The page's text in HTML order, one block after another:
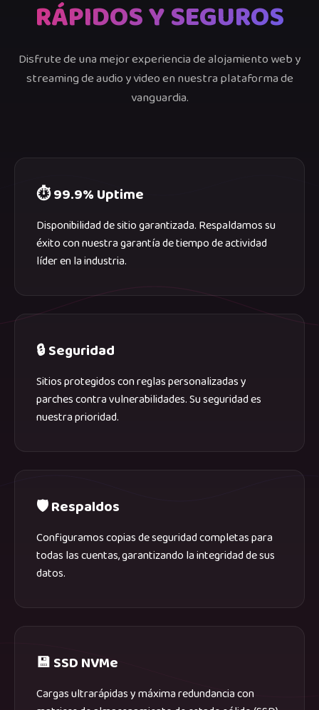
RÁPIDOS Y SEGUROS
Disfrute de una mejor experiencia de alojamiento web y
streaming de audio y video en nuestra plataforma de
vanguardia.
⏱️ 99.9% Uptime
Disponibilidad de sitio garantizada. Respaldamos su
éxito con nuestra garantía de tiempo de actividad
líder en la industria.
🔒 Seguridad
Sitios protegidos con reglas personalizadas y
parches contra vulnerabilidades. Su seguridad es
nuestra prioridad.
🛡️ Respaldos
Configuramos copias de seguridad completas para
todas las cuentas, garantizando la integridad de sus
datos.
💾 SSD NVMe
Cargas ultrarápidas y máxima redundancia con